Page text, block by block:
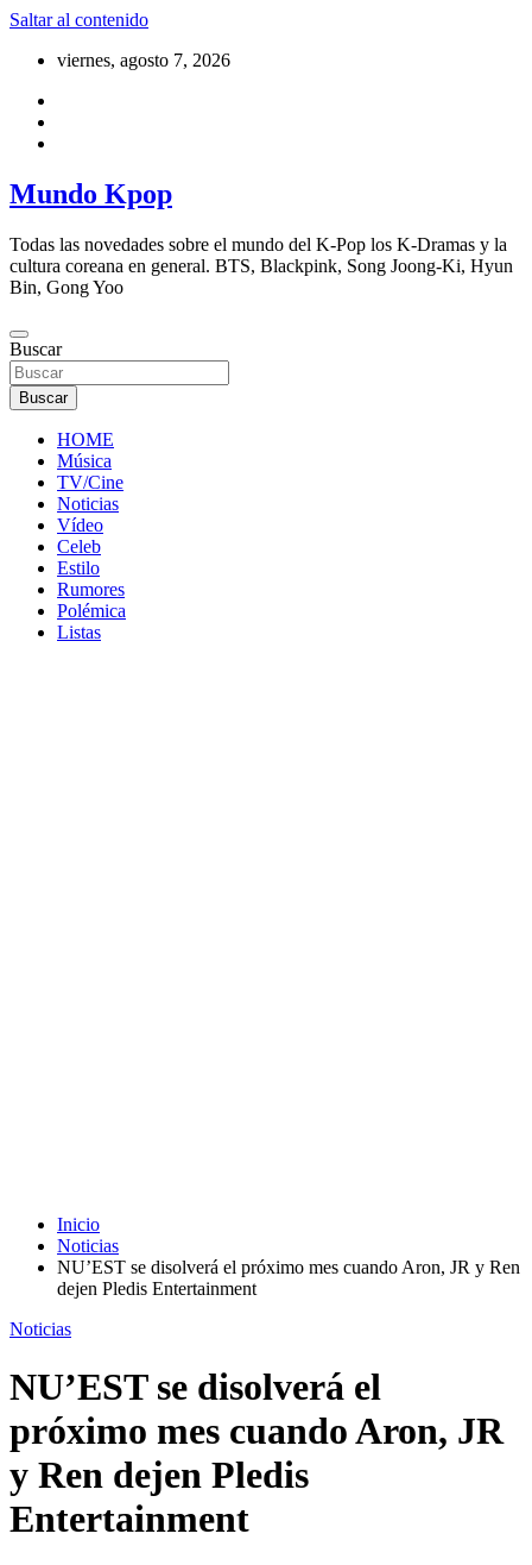
Saltar al contenido
viernes, agosto 7, 2026
Mundo Kpop
Todas las novedades sobre el mundo del K-Pop los K-Dramas y la
cultura coreana en general. BTS, Blackpink, Song Joong-Ki, Hyun
Bin, Gong Yoo
Buscar
Buscar
HOME
Música
TV/Cine
Noticias
Vídeo
Celeb
Estilo
Rumores
Polémica
Listas
Inicio
Noticias
NU’EST se disolverá el próximo mes cuando Aron, JR y Ren
dejen Pledis Entertainment
Noticias
NU’EST se disolverá el
próximo mes cuando Aron, JR
y Ren dejen Pledis
Entertainment